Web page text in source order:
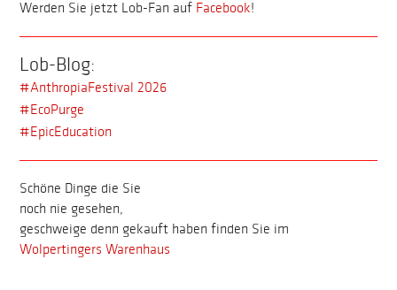
Werden Sie jetzt Lob-Fan auf Facebook!
Lob-Blog:
#AnthropiaFestival 2026
#EcoPurge
#EpicEducation
Schöne Dinge die Sie
noch nie gesehen,
geschweige denn gekauft haben finden Sie im
Wolpertingers Warenhaus